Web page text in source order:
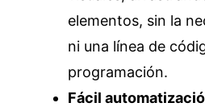
elementos, sin la
ni una línea de
programación.
Fácil